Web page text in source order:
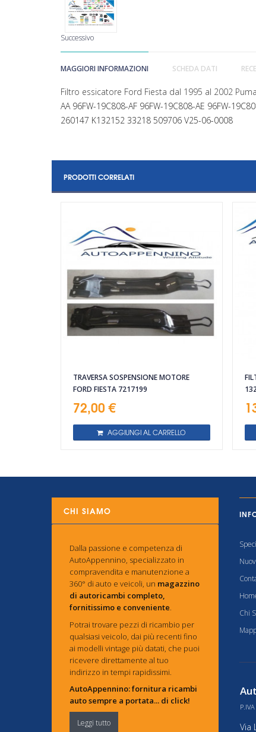
Successivo
MAGGIORI INFORMAZIONI SCHEDA DATI
Filtro essicatore Ford Fiesta dal 1995 al 2002
AA 96FW-19C808-AF 96FW-19C808-AE 96FW-
260147 K132152 33218 509706 V25-06-0008
PRODOTTI CORRELATI
TRAVERSA SOSPENSIONE MOTORE
FORD FIESTA 7217199
72,00 €
AGGIUNGI AL CARRELLO
CHI SIAMO
Dalla passione e competenza di
AutoAppennino, specializzato in
compravendita e manutenzione a
360° di auto e veicoli, un magazzino
di autoricambi completo,
fornitissimo e conveniente.
Potrai trovare pezzi di ricambio per
qualsiasi veicolo, dai più recenti fino
ai modelli vintage più datati, che puoi
ricevere direttamente al tuo
indirizzo in tempi rapidissimi.
AutoAppennino: fornitura ricambi
auto sempre a portata... di click!
Leggi tutto
Chi
Via